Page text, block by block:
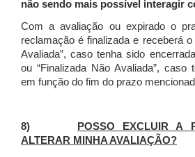
não sendo mais possível interagir
Com a avaliação ou expirado o
reclamação é finalizada e receberá o
Avaliada”, caso tenha sido
ou “Finalizada Não Avaliada”, caso
em função do fim do prazo
8)
POSSO EXCLUIR A
ALTERAR MINHA AVALIAÇÃO?